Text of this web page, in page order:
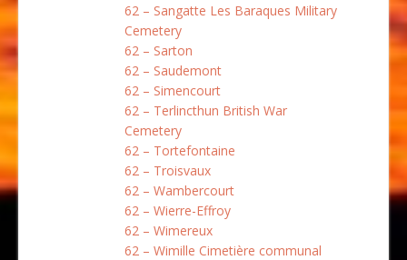
62 – Sangatte Les Baraques Military
Cemetery
62 – Sarton
62 – Saudemont
62 – Simencourt
62 – Terlincthun British War
Cemetery
62 – Tortefontaine
62 – Troisvaux
62 – Wambercourt
62 – Wierre-Effroy
62 – Wimereux
62 – Wimille Cimetière communal